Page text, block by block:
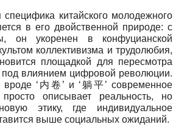
специфика китайского молодежного
в его двойственной природе: с
он укоренен в конфуцианской
коллективизма и трудолюбия,
площадкой для пересмотра
под влиянием цифровой революции.
‘内卷’ и ‘躺平’ современное
описывает реальность, но
этику, где индивидуальное
выше социальных ожиданий.